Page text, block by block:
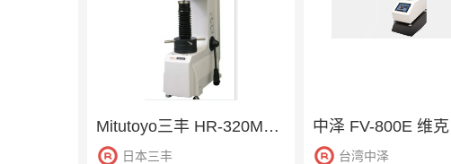
Mitutoyo三丰 HR-320MS 洛氏硬度试验机
日本三丰
台湾中泽